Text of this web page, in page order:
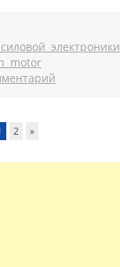
электроники
motor
2 »